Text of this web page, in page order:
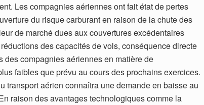
Les compagnies aériennes ont fait état de pertes
du risque carburant en raison de la chute des
de marché dues aux couvertures excédentaires
des capacités de vols, conséquence directe
des compagnies aériennes en matière de
faibles que prévu au cours des prochains exercices.
transport aérien connaîtra une demande en baisse au
raison des avantages technologiques comme la